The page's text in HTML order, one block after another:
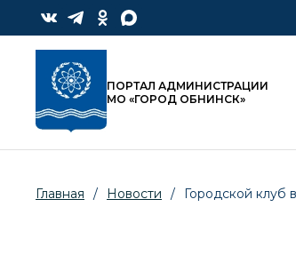
ПОРТАЛ АДМИНИСТРАЦИИ
МО «ГОРОД ОБНИНСК»
Главная / Новости / Городской клуб